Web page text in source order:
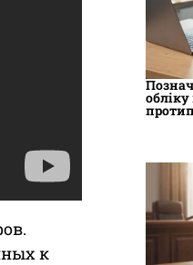
к
обліку